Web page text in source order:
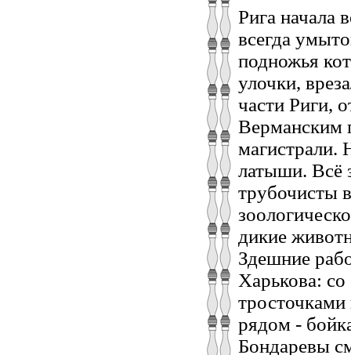
Рига начала
всегда
подножья
улочки,
части Риги,
Верманским
магистрали.
латыши. Всё
трубочисты
дикие
Здешние
Харькова:
рядом -
Бондаревы